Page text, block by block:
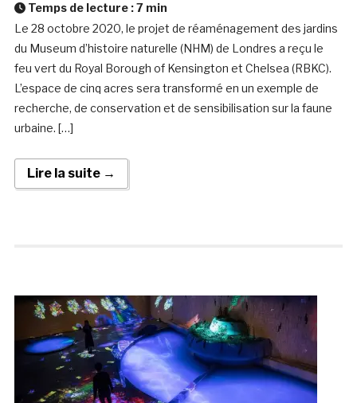
Temps de lecture :7 min
Le 28 octobre 2020, le projet de réaménagement des jardins
du Museum d’histoire naturelle (NHM) de Londres a reçu le
feu vert du Royal Borough of Kensington et Chelsea (RBKC).
L’espace de cinq acres sera transformé en un exemple de
recherche, de conservation et de sensibilisation sur la faune
urbaine. […]
Lire la suite →